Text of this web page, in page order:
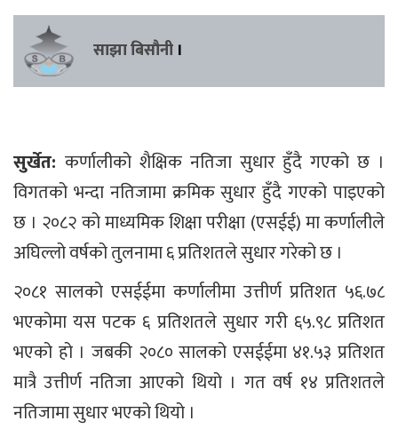
साझा बिसौनी ।
सुर्खेत: कर्णालीको शैक्षिक नतिजा सुधार हुँदै गएको छ ।
विगतको भन्दा नतिजामा क्रमिक सुधार हुँदै गएको पाइएको
छ । २०८२ को माध्यमिक शिक्षा परीक्षा (एसईई) मा कर्णालीले
अघिल्लो वर्षको तुलनामा ६ प्रतिशतले सुधार गरेको छ ।
२०८१ सालको एसईईमा कर्णालीमा उत्तीर्ण प्रतिशत ५६.७८
भएकोमा यस पटक ६ प्रतिशतले सुधार गरी ६५.९८ प्रतिशत
भएको हो । जबकी २०८० सालको एसईईमा ४१.५३ प्रतिशत
मात्रै उत्तीर्ण नतिजा आएको थियो । गत वर्ष १४ प्रतिशतले
नतिजामा सुधार भएको थियो ।